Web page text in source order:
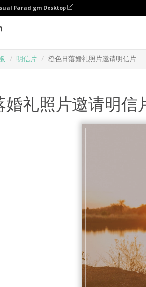
Paradigm Desktop
明信片 橙色日落婚礼照片邀请明信片
婚礼照片邀请明信